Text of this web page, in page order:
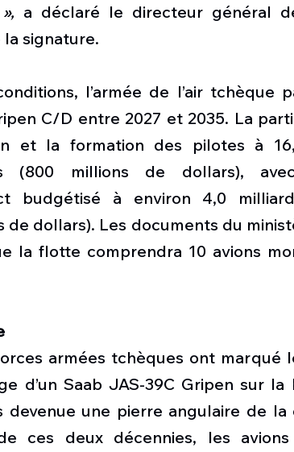
a déclaré le directeur général
la signature.
l’armée de l’air tchèque
C/D entre 2027 et 2035. La
et la formation des pilotes à
(800 millions de dollars),
budgétisé à environ 4,0
de dollars). Les documents du
la flotte comprendra 10 avions
armées tchèques ont marqué
d’un Saab JAS-39C Gripen sur la
devenue une pierre angulaire de la
ces deux décennies, les